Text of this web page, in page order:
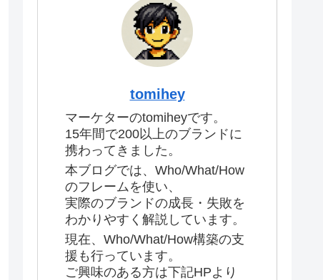
tomihey
マーケターのtomiheyです。
15年間で200以上のブランドに
携わってきました。
本ブログでは、Who/What/How
のフレームを使い、
実際のブランドの成長・失敗を
わかりやすく解説しています。
現在、Who/What/How構築の支
援も行っています。
ご興味のある方は下記HPより